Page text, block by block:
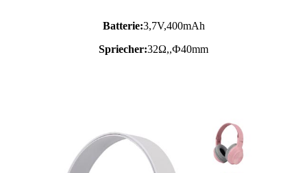
Batterie:3,7V,400mAh
Spriecher:32Ω,,Ф40mm